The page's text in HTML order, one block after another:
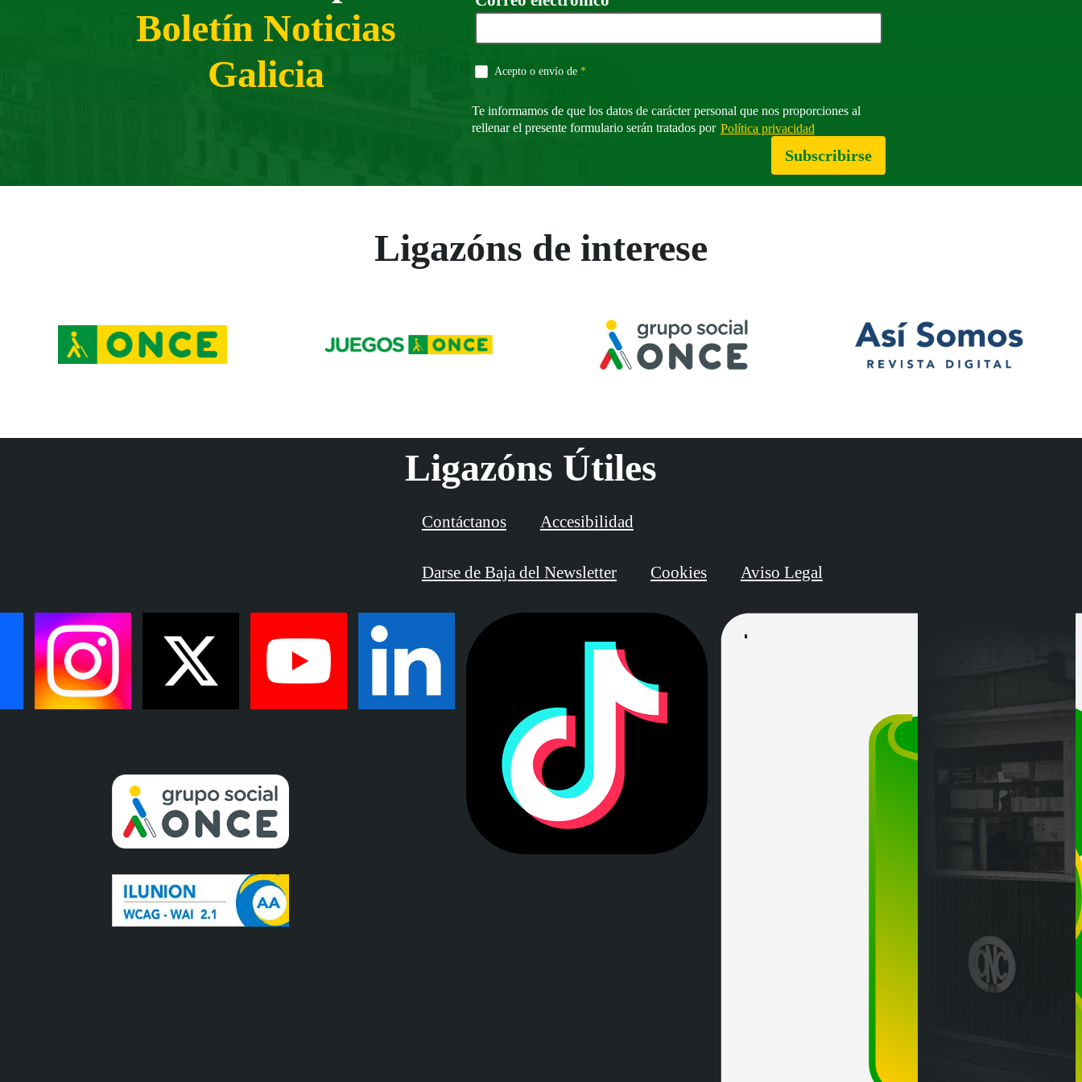
Boletín Noticias
Galicia
Acepto o envío de *Requirido
Te informamos de que los datos de carácter personal que nos proporciones al
rellenar el presente formulario serán tratados por Política privacidad
Subscribirse
Ligazóns de interese
Ligazóns Útiles
Contáctanos Accesibilidad
Darse de Baja del Newsletter Cookies Aviso Legal